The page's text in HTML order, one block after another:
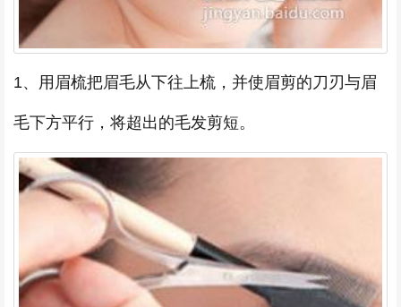
1、用眉梳把眉毛从下往上梳，并使眉剪的刀刃与眉
毛下方平行，将超出的毛发剪短。